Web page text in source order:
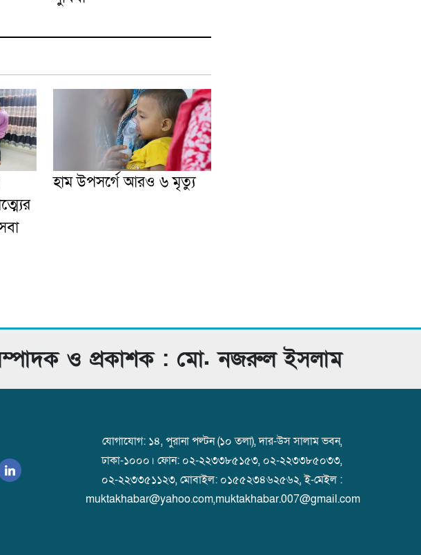
হাম উপসর্গে আরও ৬ মৃত্যু
ও প্রকাশক : মো. নজরুল ইসলাম
যোগাযোগ: ১৪, পুরানা পল্টন (১০ তলা), দার-উস সালাম ভবন,
ঢাকা-১০০০। ফোন: ০২-২২৩৩৮৫১৫৩, ০২-২২৩৩৮৫০৩৩,
০২-২২৩৩৫১১২৩, মোবাইল: ০১৫৫২৩৪৬২৫৬২, ই-মেইল :
muktakhabar@yahoo.com,muktakhabar.007@gmail.com